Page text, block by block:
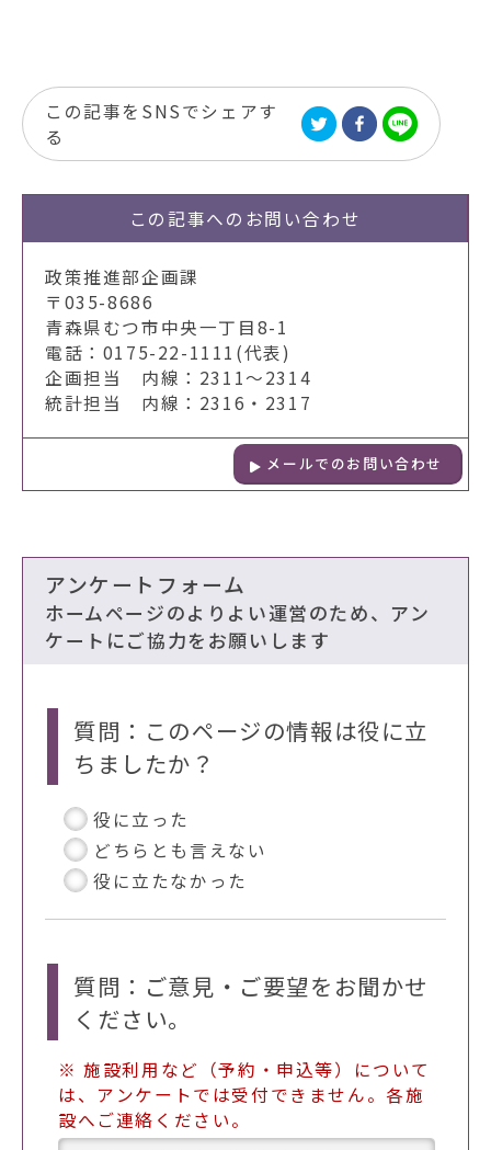
この記事をSNSでシェアす
る
この記事への お問い合わせ
政策推進部企画課
〒035-8686
青森県むつ市中央一丁目8-1
電話：0175-22-1111(代表)
企画担当 内線：2311～2314
統計担当 内線：2316・2317
メールでのお問い合わせ
アンケートフォーム
ホームページのよりよい運営のため、アン
ケートにご協力をお願いします
質問：このページの情報は役に立
ちましたか？
役に立った
どちらとも言えない
役に立たなかった
質問：ご意見・ご要望をお聞かせ
ください。
※ 施設利用など（予約・申込等）について
は、アンケートでは受付できません。各施
設へご連絡ください。